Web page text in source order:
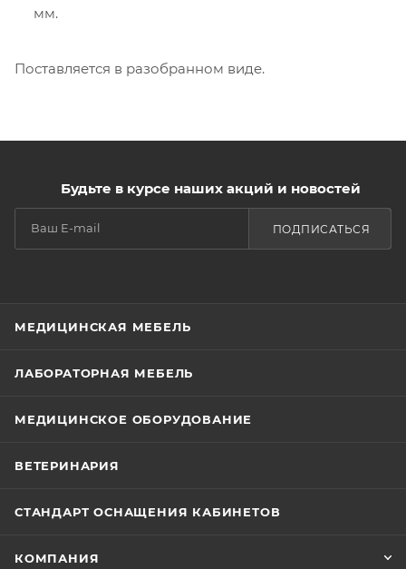
мм.
Поставляется в разобранном виде.
Будьте в курсе наших акций и новостей
ПОДПИСАТЬСЯ
МЕДИЦИНСКАЯ МЕБЕЛЬ
ЛАБОРАТОРНАЯ МЕБЕЛЬ
МЕДИЦИНСКОЕ ОБОРУДОВАНИЕ
ВЕТЕРИНАРИЯ
СТАНДАРТ ОСНАЩЕНИЯ КАБИНЕТОВ
КОМПАНИЯ